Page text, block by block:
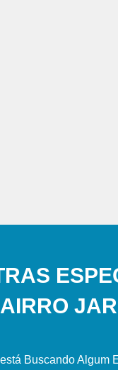
Buscando Algum